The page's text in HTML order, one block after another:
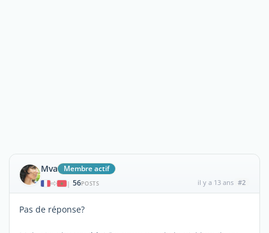
Mva Membre actif
| 56POSTS il y a 13 ans #2
Pas de réponse?